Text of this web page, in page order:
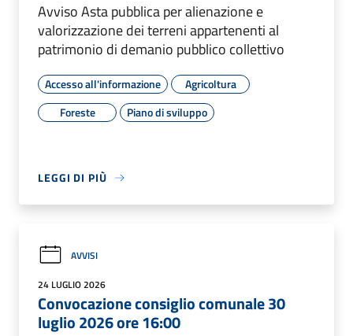
Avviso Asta pubblica per alienazione e
valorizzazione dei terreni appartenenti al
patrimonio di demanio pubblico collettivo
Accesso all'informazione
Agricoltura
Foreste
Piano di sviluppo
LEGGI DI PIÙ
AVVISI
24 LUGLIO 2026
Convocazione consiglio comunale 30
luglio 2026 ore 16:00